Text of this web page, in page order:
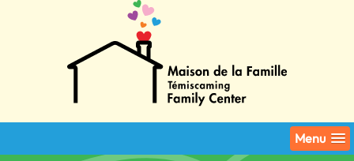
Menu